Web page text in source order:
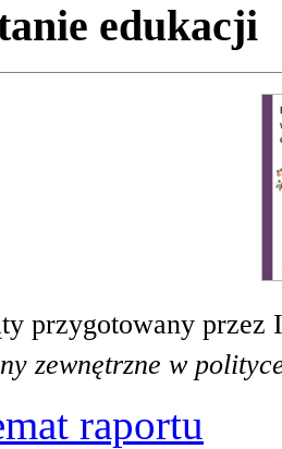
edukacji
przygotowany
zewnętrzne w
raportu